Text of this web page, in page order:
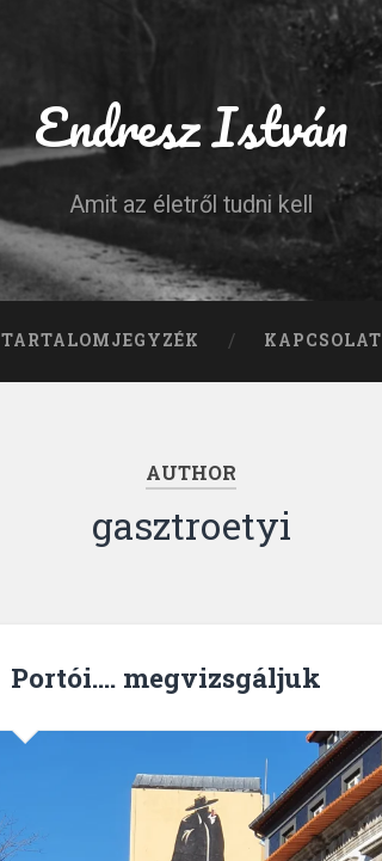
Endresz István
Amit az életről tudni kell
TARTALOMJEGYZÉK KAPCSOLAT
AUTHOR
gasztroetyi
Portói…. megvizsgáljuk